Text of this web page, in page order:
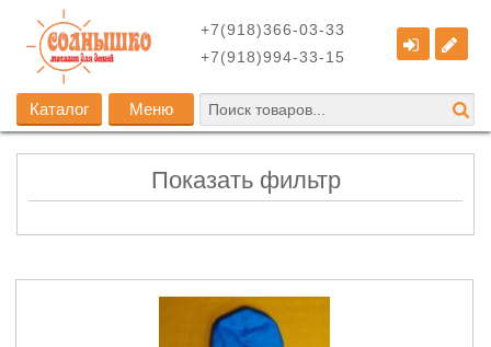
+7(918)366-03-33
+7(918)994-33-15
Каталог Меню
Показать фильтр